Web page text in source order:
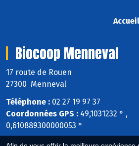
Accueil
Biocoop Menneval
17 route de Rouen
27300 Menneval
Téléphone : 02 27 19 97 37
Coordonnées GPS : 49,1031232 ° ,
0,610889300000053 °